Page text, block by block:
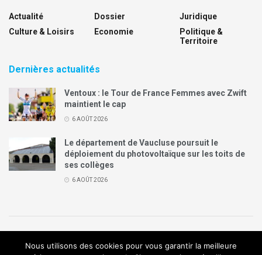
Actualité
Culture & Loisirs
Dossier
Economie
Juridique
Politique &
Territoire
Dernières actualités
Ventoux : le Tour de France Femmes avec Zwift
maintient le cap
6 AOÛT 2026
Le département de Vaucluse poursuit le
déploiement du photovoltaïque sur les toits de
ses collèges
6 AOÛT 2026
Politique de confidentialité Mentions légales
Contact
Nous utilisons des cookies pour vous garantir la meilleure